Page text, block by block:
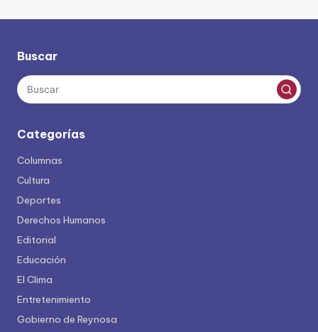
Buscar
Categorías
Columnas
Cultura
Deportes
Derechos Humanos
Editorial
Educación
El Clima
Entretenimiento
Gobierno de Reynosa